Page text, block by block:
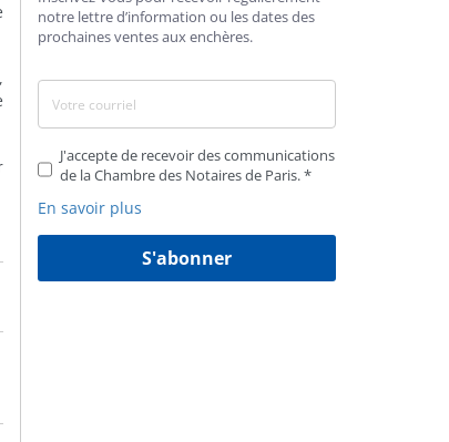
notre lettre d’information ou les dates des
prochaines ventes aux enchères.
J'accepte de recevoir des communications
de la Chambre des Notaires de Paris.
En savoir plus
S'abonner